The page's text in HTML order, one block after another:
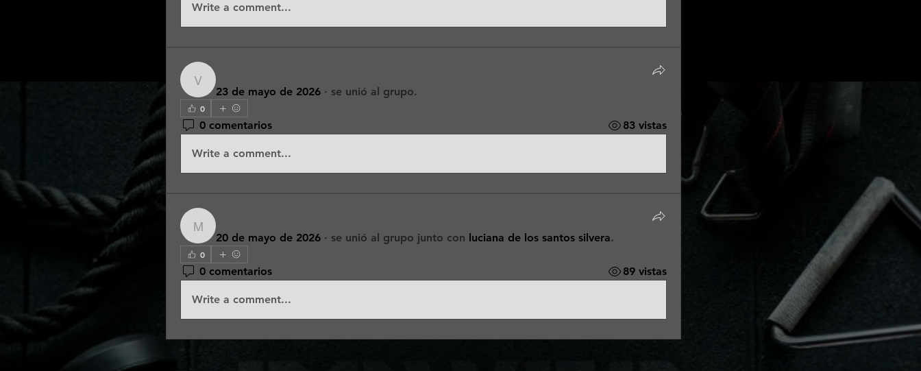
Write a comment...
vivi.antunes59
23 de mayo de 2026 · se unió al grupo.
0
0 comentarios 83 vistas
Write a comment...
matiezequiel20
20 de mayo de 2026 · se unió al grupo junto con luciana de los santos silvera.
0
0 comentarios 89 vistas
Write a comment...